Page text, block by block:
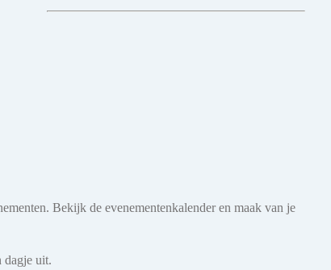
Bekijk de evenementenkalender en maak van je
dagje uit.